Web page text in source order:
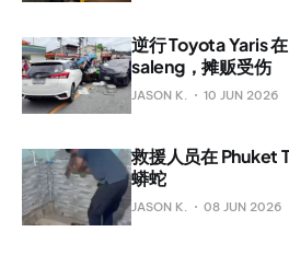
逆行 Toyota Yaris
saleng，摊贩受伤
JASON K. 10 JUN 2026
救援人员在 Phuket
蟒蛇
JASON K. 08 JUN 2026